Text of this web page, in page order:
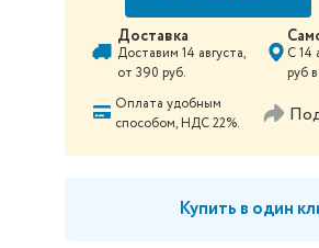
Доставка
Доставим 14 августа,
от 390 руб.
С14
руб в
Оплата удобным
способом, НДС 22%.
Купить в один